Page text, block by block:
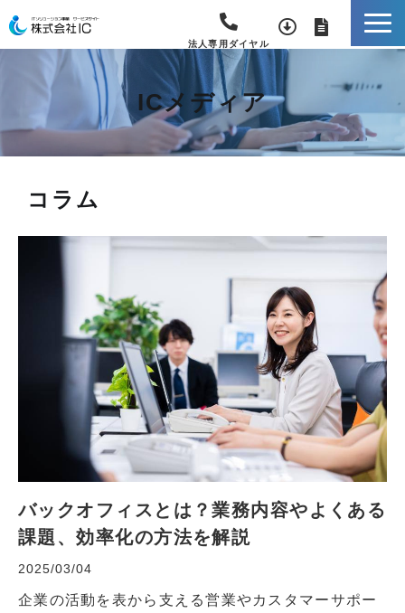
法人専用ダイヤル
ICメディア
コラム
バックオフィスとは？業務内容やよくある
課題、効率化の方法を解説
2025/03/04
企業の活動を表から支える営業やカスタマーサポー